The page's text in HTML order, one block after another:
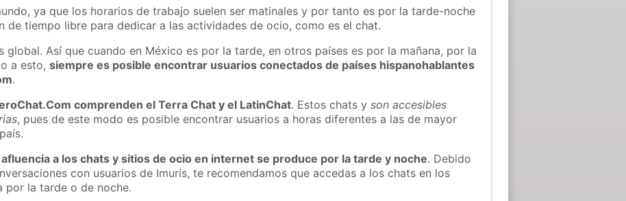
ya que los horarios de trabajo suelen ser matinales y por tanto es por la tarde-noche
de tiempo libre para dedicar a las actividades de ocio, como es el chat.
global. Así que cuando en México es por la tarde, en otros países es por la mañana, por la
a esto,siempre es posible encontrar usuarios conectados de países hispanohablantes
.
comprenden el Terra Chat y el LatinChat. Estos chats yson accesibles
, pues de este modo es posible encontrar usuarios a horas diferentes a las de mayor
a los chats y sitios de ocio en internet se produce por la tarde y noche. Debido
con usuarios de Imuris, te recomendamos que accedas a los chats en los
por la tarde o de noche.